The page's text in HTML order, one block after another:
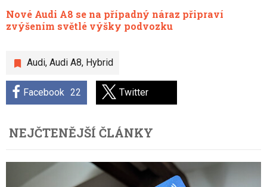
Audi, Audi A8, Hybrid
Facebook 22 Twitter
Nové Audi A8 se na případný náraz připraví
zvýšením světlé výšky podvozku
NEJČTENĚJŠÍ ČLÁNKY